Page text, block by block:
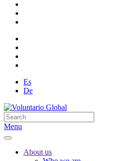
Es
De
Menu
About us